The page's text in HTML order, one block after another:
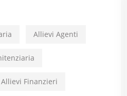
Allievi Agenti
Allievi Finanzieri